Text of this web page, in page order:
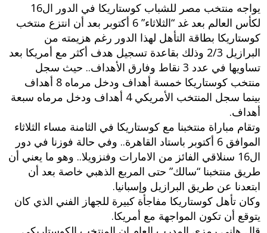
يواجه منتخب مصر للشباب كوستاريكا في الدور ال16
لكأس العالم بعد غد “الثلاثاء” 6 أكتوبر بعد أن انتزع منتخب
كوستاريكا بطاقة التأهل لهذا الدور رغم هزيمته من
البرازيل 2/3 وذلك بقاعدة تسجيل هدف أكثر مع أمريكا بعد
تساويها في عدد 3 نقاط وفارق الأهداف.. حيث سجل
منتخب كوستاريكا خمسة أهداف ودخل مرماه 8 أهداف
بينما سجل المنتخب الأمريكي 4 أهداف ودخل مرماه سبعة
أهداف.
وتقام مباراة منتخبنا مع كوستاريكا في الثامنة مساء الثلاثاء
الموافق 6 أكتوبر باستاد القاهرة.. وفي حالة فوزنا في دور
ال16 سنلاقي الفائز من الامارات وفنزويلا.. وهو ما يعني أن
طريق منتخبنا “سالك” حتى المربع الذهبي خاصة بعد أن
ابتعدنا عن طريق البرازيل وإسبانيا.
وكان تأهل كوستاريكا مفاجأة كبيرة للجهاز الفني الذي كان
يتوقع أن تكون المواجهة مع أمريكا.